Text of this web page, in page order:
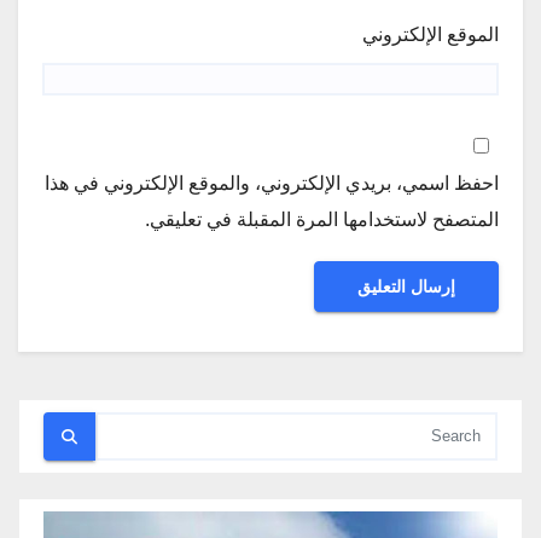
الموقع الإلكتروني
احفظ اسمي، بريدي الإلكتروني، والموقع الإلكتروني في هذا
المتصفح لاستخدامها المرة المقبلة في تعليقي.